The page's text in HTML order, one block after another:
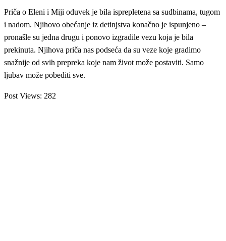
Priča o Eleni i Miji oduvek je bila isprepletena sa sudbinama, tugom
i nadom. Njihovo obećanje iz detinjstva konačno je ispunjeno –
pronašle su jedna drugu i ponovo izgradile vezu koja je bila
prekinuta. Njihova priča nas podseća da su veze koje gradimo
snažnije od svih prepreka koje nam život može postaviti. Samo
ljubav može pobediti sve.
Post Views: 282